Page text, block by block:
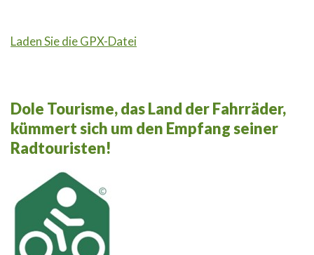
Laden Sie die GPX-Datei
Dole Tourisme, das Land der Fahrräder,
kümmert sich um den Empfang seiner
Radtouristen!